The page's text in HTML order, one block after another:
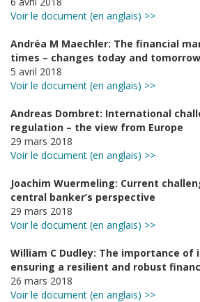
Voir le document (en anglais) >>
Andréa M Maechler: The financial
times – changes today and
5 avril 2018
Voir le document (en anglais) >>
Andreas Dombret: International
regulation – the view from Europe
29 mars 2018
Voir le document (en anglais) >>
Joachim Wuermeling: Current
central banker’s perspective
29 mars 2018
Voir le document (en anglais) >>
William C Dudley: The importance of
ensuring a resilient and robust
26 mars 2018
Voir le document (en anglais) >>